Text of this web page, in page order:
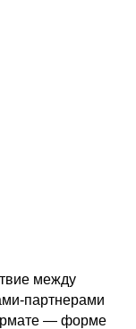
между
партнерами
— форме